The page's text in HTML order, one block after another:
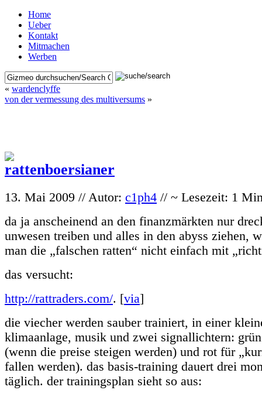
Home
Ueber
Kontakt
Mitmachen
Werben
« wardenclyffe
von der vermessung des multiversums »
13. Mai 2009 // Autor: c1ph4 // ~ Lesezeit: 1
da ja anscheinend an den finanzmärkten nur
unwesen treiben und alles in den abyss ziehen,
man die „falschen ratten“ nicht einfach mit
das versucht:
http://rattraders.com/. [via]
die viecher werden sauber trainiert, in einer
klimaanlage, musik und zwei signallichtern:
(wenn die preise steigen werden) und rot für
fallen werden). das basis-training dauert drei
täglich. der trainingsplan sieht so aus: